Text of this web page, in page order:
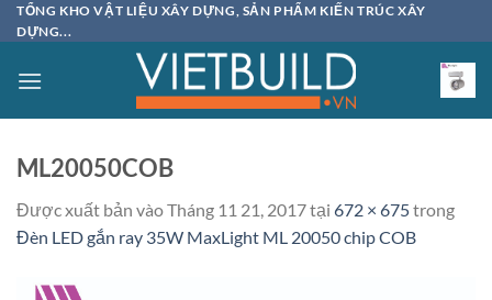
Bỏ
qua
dung
TỔNG KHO VẬT LIỆU XÂY DỰNG, SẢN PHẨM KIẾN TRÚC XÂY
DỰNG...
ML20050COB
Được xuất bản vàoTháng 11 21, 2017tại 672 × 675trong
Đèn LED gắn ray 35W MaxLight ML 20050 chip COB